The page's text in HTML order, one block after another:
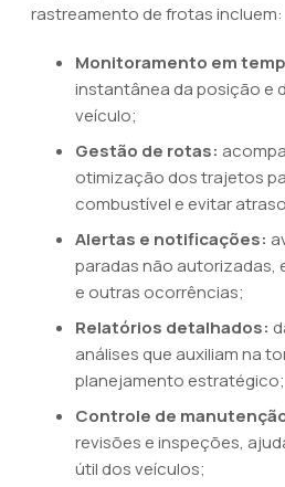
rastreamento de frotas incluem:
Monitoramento em
instantânea da posição e
veículo;
Gestão de rotas:
otimização dos trajetos
combustível e evitar
Alertas e notificações:
paradas não autorizadas,
e outras ocorrências;
Relatórios detalhados:
análises que auxiliam na
planejamento estratégico;
Controle de
revisões e inspeções,
útil dos veículos;